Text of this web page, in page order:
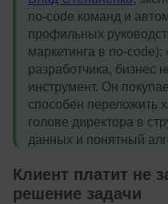
no-code команд и
профильных
маркетинга в no-
разработчика, бизнес
инструмент. Он
способен переложить
голове директора в
данных и понятный
Клиент платит не
решение задачи